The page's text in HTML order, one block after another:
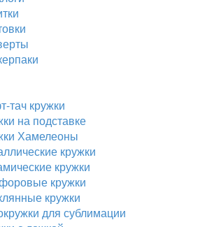
тач кружки
на подставке
Хамелеоны
кружки
кружки
кружки
кружки
для сублимации